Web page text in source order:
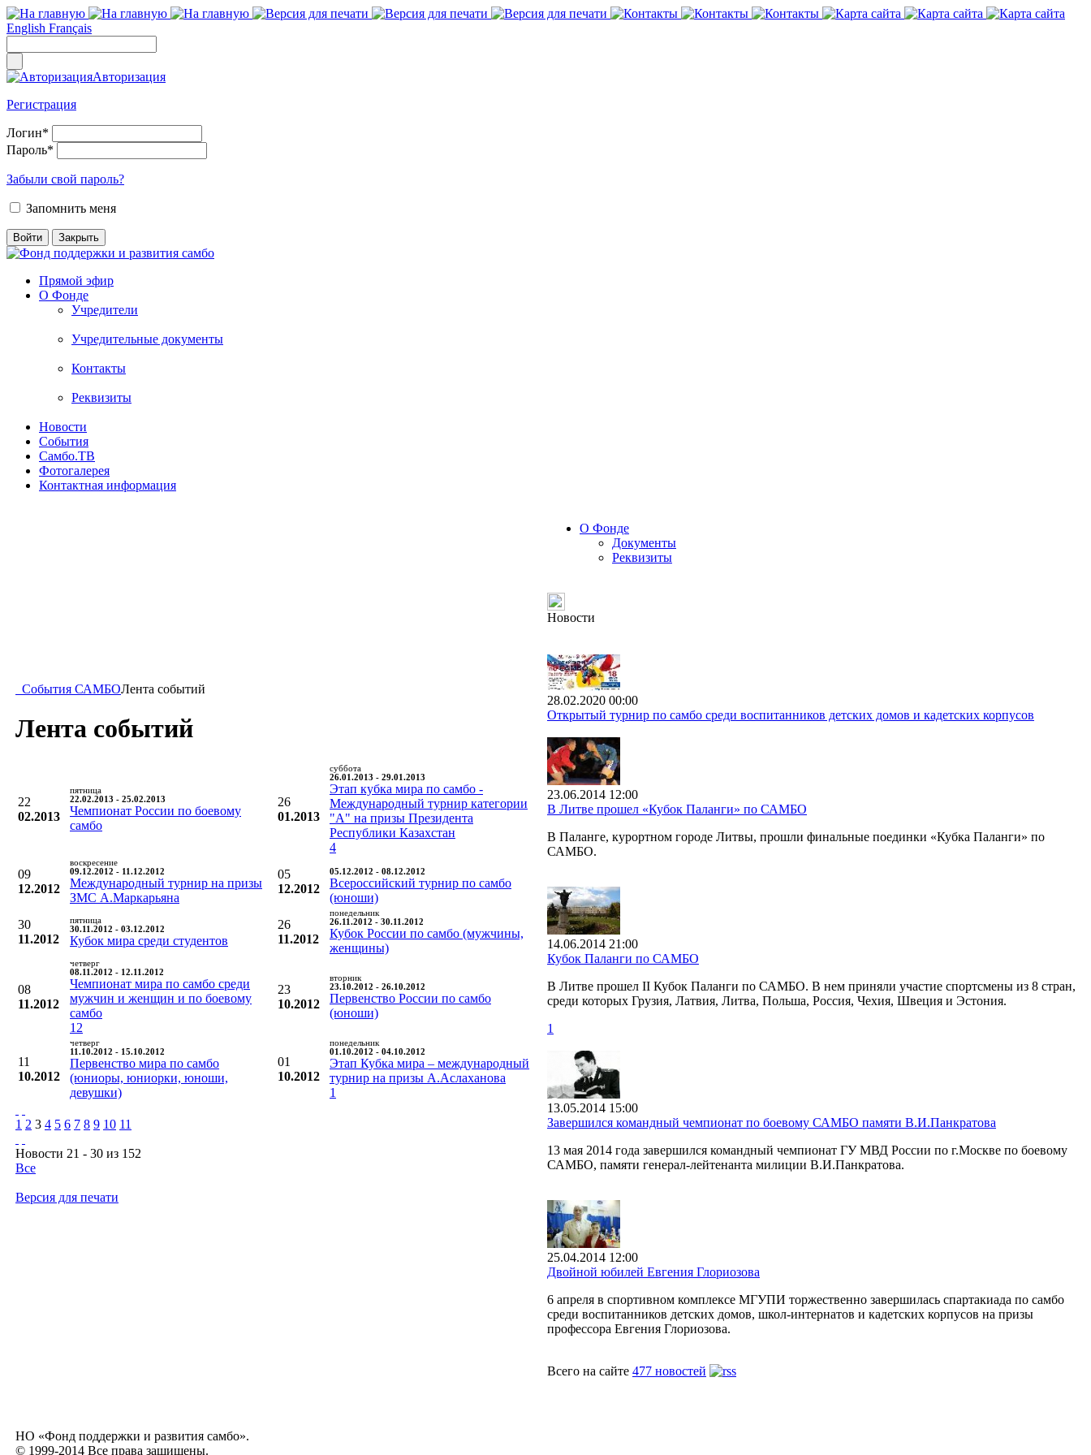
English Français
Авторизация
Регистрация
Логин*
Пароль*
Забыли свой пароль?
Запомнить меня
Прямой эфир
О Фонде
Учредители
Учредительные документы
Контакты
Реквизиты
Новости
События
Самбо.ТВ
Фотогалерея
Контактная информация
События САМБОЛента событий
Лента событий
22
02.2013
пятница
22.02.2013 - 25.02.2013
Чемпионат России по боевому
самбо
26
01.2013
суббота
26.01.2013 - 29.01.2013
Этап кубка мира по самбо -
Международный турнир категории
"А" на призы Президента
Республики Казахстан
4
09
12.2012
воскресение
09.12.2012 - 11.12.2012
Международный турнир на призы
ЗМС А.Маркарьяна
05
12.2012
05.12.2012 - 08.12.2012
Всероссийский турнир по самбо
(юноши)
30
11.2012
пятница
30.11.2012 - 03.12.2012
Кубок мира среди студентов
26
11.2012
понедельник
26.11.2012 - 30.11.2012
Кубок России по самбо (мужчины,
женщины)
08
11.2012
четверг
08.11.2012 - 12.11.2012
Чемпионат мира по самбо среди
мужчин и женщин и по боевому
самбо
12
23
10.2012
вторник
23.10.2012 - 26.10.2012
Первенство России по самбо
(юноши)
11
10.2012
четверг
11.10.2012 - 15.10.2012
Первенство мира по самбо
(юниоры, юниорки, юноши,
девушки)
01
10.2012
понедельник
01.10.2012 - 04.10.2012
Этап Кубка мира – международный
турнир на призы А.Аслаханова
1
1 2 3 4 5 6 7 8 9 10 11
Новости 21 - 30 из 152
Все
Версия для печати
О Фонде
Документы
Реквизиты
Новости
28.02.2020 00:00
Открытый турнир по самбо среди воспитанников детских домов и кадетских корпусов
23.06.2014 12:00
В Литве прошел «Кубок Паланги» по САМБО
В Паланге, курортном городе Литвы, прошли финальные поединки «Кубка Паланги» по
САМБО.
14.06.2014 21:00
Кубок Паланги по САМБО
В Литве прошел II Кубок Паланги по САМБО. В нем приняли участие спортсмены из 8 стран,
среди которых Грузия, Латвия, Литва, Польша, Россия, Чехия, Швеция и Эстония.
1
13.05.2014 15:00
Завершился командный чемпионат по боевому САМБО памяти В.И.Панкратова
13 мая 2014 года завершился командный чемпионат ГУ МВД России по г.Москве по боевому
САМБО, памяти генерал-лейтенанта милиции В.И.Панкратова.
25.04.2014 12:00
Двойной юбилей Евгения Глориозова
6 апреля в спортивном комплексе МГУПИ торжественно завершилась спартакиада по самбо
среди воспитанников детских домов, школ-интернатов и кадетских корпусов на призы
профессора Евгения Глориозова.
Всего на сайте 477 новостей
НО «Фонд поддержки и развития самбо».
© 1999-2014 Все права защищены.